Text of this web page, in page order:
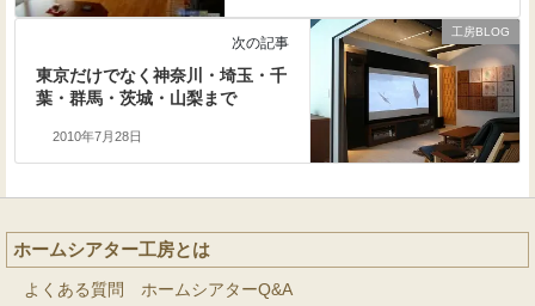
工房BLOG
次の記事
東京だけでなく神奈川・埼玉・千
葉・群馬・茨城・山梨まで
2010年7月28日
ホームシアター工房とは
よくある質問 ホームシアターQ&A